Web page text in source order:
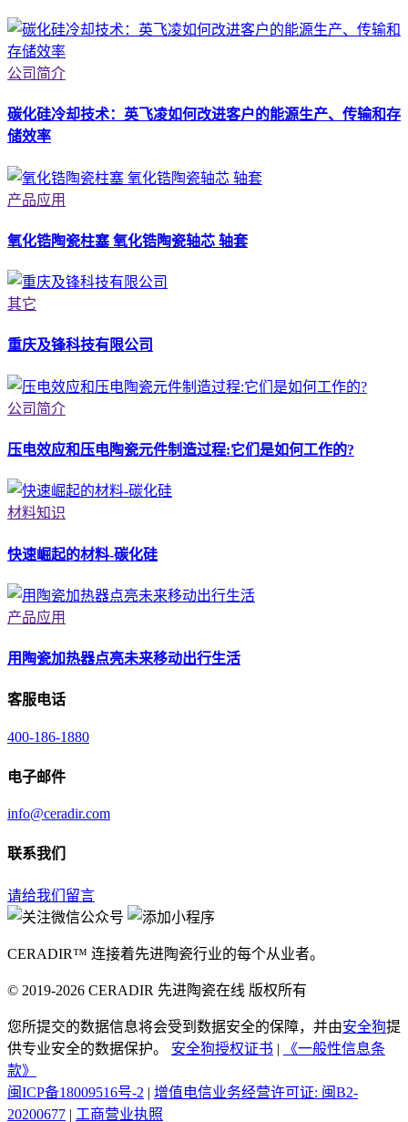
公司简介
碳化硅冷却技术：英飞凌如何改进客户的能源生产、传输和存
储效率
产品应用
氧化锆陶瓷柱塞 氧化锆陶瓷轴芯 轴套
其它
重庆及锋科技有限公司
公司简介
压电效应和压电陶瓷元件制造过程:它们是如何工作的?
材料知识
快速崛起的材料-碳化硅
产品应用
用陶瓷加热器点亮未来移动出行生活
客服电话
400-186-1880
电子邮件
info@ceradir.com
联系我们
请给我们留言
CERADIR™ 连接着先进陶瓷行业的每个从业者。
© 2019-2026 CERADIR 先进陶瓷在线 版权所有
您所提交的数据信息将会受到数据安全的保障，并由安全狗提
供专业安全的数据保护。 安全狗授权证书 |
《一般性信息条
款》
闽ICP备18009516号-2 | 增值电信业务经营许可证: 闽B2-
20200677 | 工商营业执照